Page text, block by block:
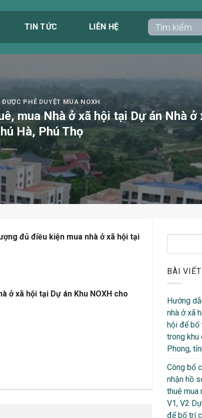
TIN TỨC LIÊN HỆ
PHÊ DUYỆT MUA NOXH
mua Nhà ở xã hội tại Dự án Nhà ở
Hà, Phú Thọ
đủ điều kiện mua nhà ở xã hội tại
ở xã hội tại Dự án Khu NOXH cho
BÀI
Hướng
nhà ở xã
hội để
trong khu
Phong,
Công bố
nhận hồ
thuê mua
V1, V2
để bố trí